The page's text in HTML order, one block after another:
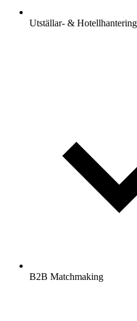
Utställar- & Hotellhantering
B2B Matchmaking